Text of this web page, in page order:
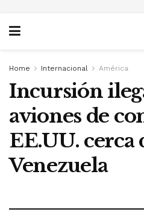
Home Internacional América
Incursión
aviones de
EE.UU. cerca
Venezuela